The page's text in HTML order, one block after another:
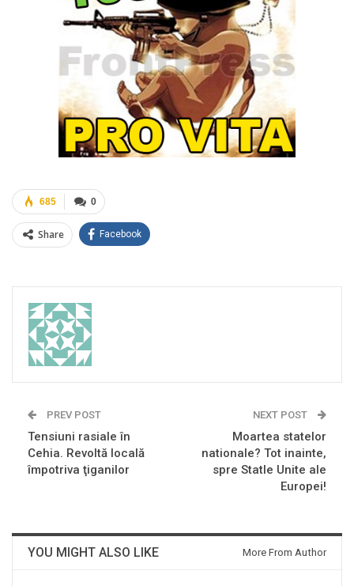
0
685
Share Facebook
PREV POST
Tensiuni rasiale în
Cehia. Revoltă locală
împotriva ţiganilor
NEXT POST
Moartea statelor
nationale? Tot inainte,
spre Statle Unite ale
Europei!
YOU MIGHT ALSO LIKE More From Author